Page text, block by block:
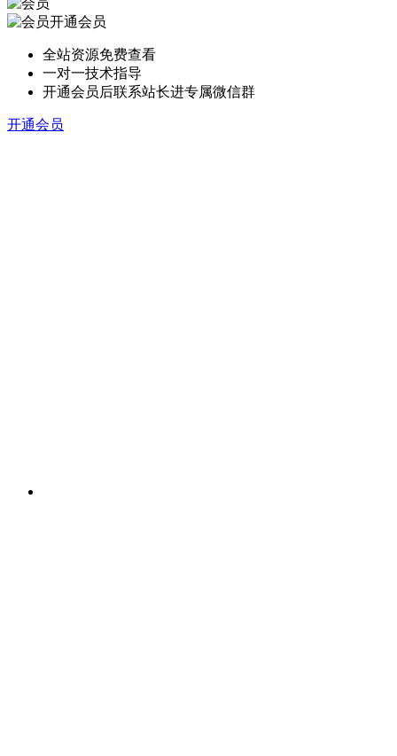
开通会员
全站资源免费查看
一对一技术指导
开通会员后联系站长进专属微信群
开通会员